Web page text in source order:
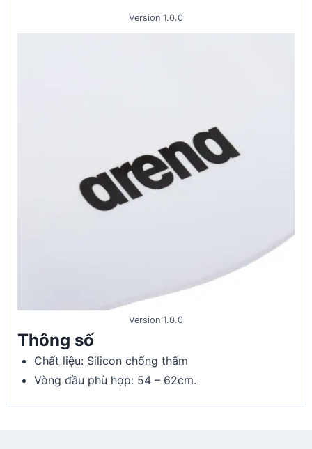
Version 1.0.0
Version 1.0.0
Thông số
Chất liệu: Silicon chống thấm
Vòng đầu phù hợp: 54 – 62cm.